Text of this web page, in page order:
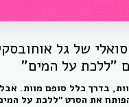
של גל
"ללכת על המים"
בדרך כלל סופם מוות.
את הסרט "ללכת על